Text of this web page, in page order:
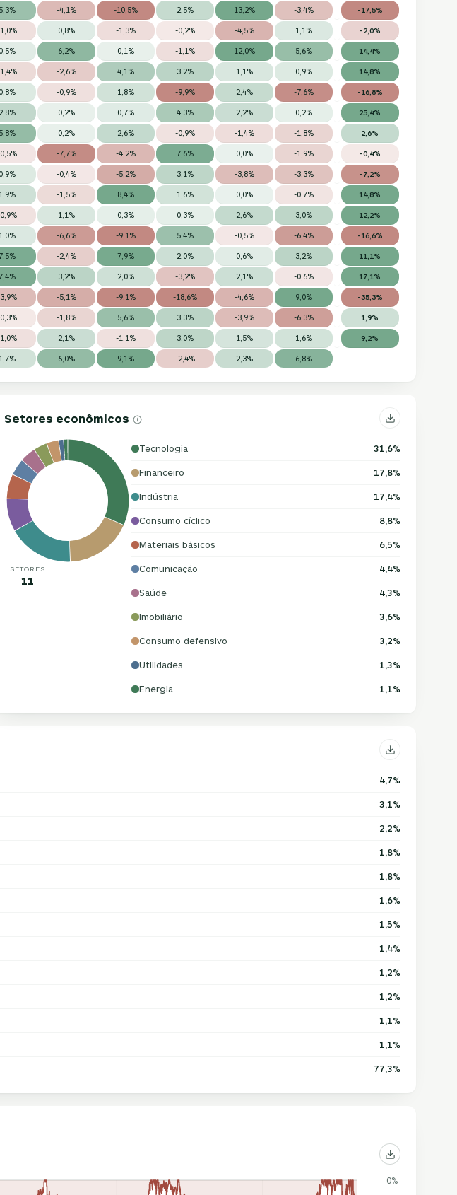
5,3% -4,1% -10,5% 2,5% 13,2% -3,4% -17,5%
0,8% -1,3% -0,2% -4,5% 1,1% -2,0%
0,5% 6,2% 0,1% -1,1% 12,0% 5,6% 14,4%
-2,6% 4,1% 3,2% 1,1% 0,9% 14,8%
0,8% -0,9% 1,8% -9,9% 2,4% -7,6% -16,8%
2,8% 0,2% 0,7% 4,3% 2,2% 0,2% 25,4%
5,8% 0,2% 2,6% -0,9% -1,4% -1,8% 2,6%
-7,7% -4,2% 7,6% 0,0% -1,9% -0,4%
0,9% -0,4% -5,2% 3,1% -3,8% -3,3% -7,2%
1,9% -1,5% 8,4% 1,6% 0,0% -0,7% 14,8%
1,1% 0,3% 0,3% 2,6% 3,0% 12,2%
1,0% -6,6% -9,1% 5,4% -0,5% -6,4% -16,6%
-2,4% 7,9% 2,0% 0,6% 3,2% 11,1%
3,2% 2,0% -3,2% 2,1% -0,6% 17,1%
-5,1% -9,1% -18,6% -4,6% 9,0% -35,3%
-1,8% 5,6% 3,3% -3,9% -6,3% 1,9%
2,1% -1,1% 3,0% 1,5% 1,6% 9,2%
1,7% 6,0% 9,1% -2,4% 2,3% 6,8%
Setores econômicos
SETORES
11
Tecnologia 31,6%
Financeiro 17,8%
Indústria 17,4%
Consumo cíclico 8,8%
Materiais básicos 6,5%
Comunicação 4,4%
Saúde 4,3%
Imobiliário 3,6%
Consumo defensivo 3,2%
Utilidades 1,3%
Energia 1,1%
4,7%
3,1%
2,2%
1,8%
1,8%
1,6%
1,5%
1,4%
1,2%
1,2%
1,1%
1,1%
77,3%
0%